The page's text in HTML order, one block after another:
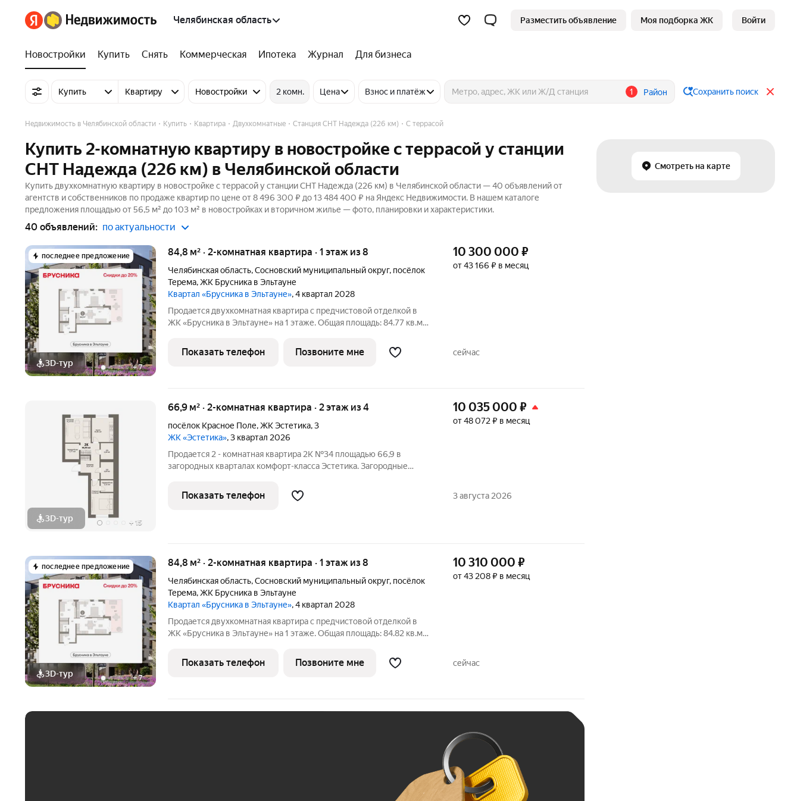
Челябинская область Разместить объявление Моя подборка ЖК Войти
Новостройки Купить Снять Коммерческая Ипотека Журнал Для бизнеса
Купить Квартиру Новостройки 2 комн. Цена Взнос и платёж 1 Район Сохранить поиск
Смотреть на карте
Недвижимость в Челябинской области Купить Квартира Двухкомнатные Станция СНТ Надежда (226 км) С террасой
Купить 2-комнатную квартиру в новостройке с террасой у станции
СНТ Надежда (226 км) в Челябинской области
Купить двухкомнатную квартиру в новостройке с террасой у станции СНТ Надежда (226 км) в Челябинской области — 40 объявлений от
агентств и собственников по продаже квартир по цене от 8 496 300 ₽ до 13 484 400 ₽ на Яндекс Недвижимости. В нашем каталоге
предложения площадью от 56,5 м² до 103 м² в новостройках и вторичном жилье — фото, планировки и характеристики.
40 объявлений: по актуальности
последнее предложение
3D-тур +7
84,8 м² · 2-комнатная квартира · 1 этаж из 8
Челябинская область,Сосновский муниципальный округ, посёлок
Терема,ЖК Брусника в Эльтауне
Квартал «Брусника в Эльтауне», 4 квартал 2028
Продается двухкомнатная квартира с предчистовой отделкой в
ЖК «Брусника в Эльтауне» на 1 этаже. Общая площадь: 84.77 кв.м.,
Квартира с кухней-гостиной и двумя спальнями в Бруснике в
10 300 000 ₽
от 43 166 ₽ в месяц
Показать телефон Позвоните мне сейчас
3D-тур + 15
66,9 м² · 2-комнатная квартира · 2 этаж из 4
посёлок Красное Поле,ЖК Эстетика,3
ЖК «Эстетика», 3 квартал 2026
Продается 2 - комнатная квартира 2K №34 площадью 66,9 в
загородных кварталах комфорт-класса Эстетика. Загородные
Красного поля Сосновского района Челябинской области.
Главным преимуществом
10 035 000 ₽
от 48 072 ₽ в месяц
Показать телефон 3 августа 2026
последнее предложение
3D-тур +7
84,8 м² · 2-комнатная квартира · 1 этаж из 8
Челябинская область,Сосновский муниципальный округ, посёлок
Терема,ЖК Брусника в Эльтауне
Квартал «Брусника в Эльтауне», 4 квартал 2028
Продается двухкомнатная квартира с предчистовой отделкой в
ЖК «Брусника в Эльтауне» на 1 этаже. Общая площадь: 84.82 кв.м.,
Высота потолков 2.7 м. Квартира с кухней-гостиной и двумя
10 310 000 ₽
от 43 208 ₽ в месяц
Показать телефон Позвоните мне сейчас